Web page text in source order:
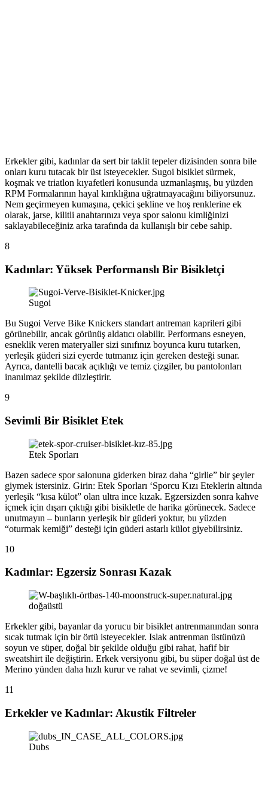
Erkekler gibi, kadınlar da sert bir taklit tepeler dizisinden sonra bile
onları kuru tutacak bir üst isteyecekler. Sugoi bisiklet sürmek,
koşmak ve triatlon kıyafetleri konusunda uzmanlaşmış, bu yüzden
RPM Formalarının hayal kırıklığına uğratmayacağını biliyorsunuz.
Nem geçirmeyen kumaşına, çekici şekline ve hoş renklerine ek
olarak, jarse, kilitli anahtarınızı veya spor salonu kimliğinizi
saklayabileceğiniz arka tarafında da kullanışlı bir cebe sahip.
8
Kadınlar: Yüksek Performanslı Bir Bisikletçi
Sugoi
Bu Sugoi Verve Bike Knickers standart antreman kaprileri gibi
görünebilir, ancak görünüş aldatıcı olabilir. Performans esneyen,
esneklik veren materyaller sizi sınıfınız boyunca kuru tutarken,
yerleşik güderi sizi eyerde tutmanız için gereken desteği sunar.
Ayrıca, dantelli bacak açıklığı ve temiz çizgiler, bu pantolonları
inanılmaz şekilde düzleştirir.
9
Sevimli Bir Bisiklet Etek
Etek Sporları
Bazen sadece spor salonuna giderken biraz daha “girlie” bir şeyler
giymek istersiniz. Girin: Etek Sporları ‘Sporcu Kızı Eteklerin altında
yerleşik “kısa külot” olan ultra ince kızak. Egzersizden sonra kahve
içmek için dışarı çıktığı gibi bisikletle de harika görünecek. Sadece
unutmayın – bunların yerleşik bir güderi yoktur, bu yüzden
“oturmak kemiği” desteği için güderi astarlı külot giyebilirsiniz.
10
Kadınlar: Egzersiz Sonrası Kazak
doğaüstü
Erkekler gibi, bayanlar da yorucu bir bisiklet antrenmanından sonra
sıcak tutmak için bir örtü isteyecekler. Islak antrenman üstünüzü
soyun ve süper, doğal bir şekilde olduğu gibi rahat, hafif bir
sweatshirt ile değiştirin. Erkek versiyonu gibi, bu süper doğal üst de
Merino yünden daha hızlı kurur ve rahat ve sevimli, çizme!
11
Erkekler ve Kadınlar: Akustik Filtreler
Dubs